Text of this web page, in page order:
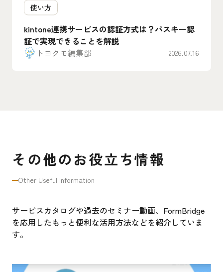
使い方
kintone連携サービスの認証方式は？パスキー認
証で実現できることを解説
トヨクモ編集部
2026.07.16
その他のお役立ち情報
Other Useful Information
サービスカタログや過去のセミナー動画、FormBridge
を応用したもっと便利な活用方法などを紹介していま
す。